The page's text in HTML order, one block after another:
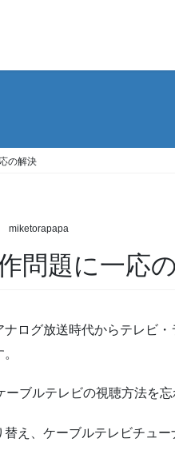
の解決
miketorapapa
問題に一応
ログ放送時代からテレビ
ブルテレビの視聴方法を忘
え、ケーブルテレビチュ